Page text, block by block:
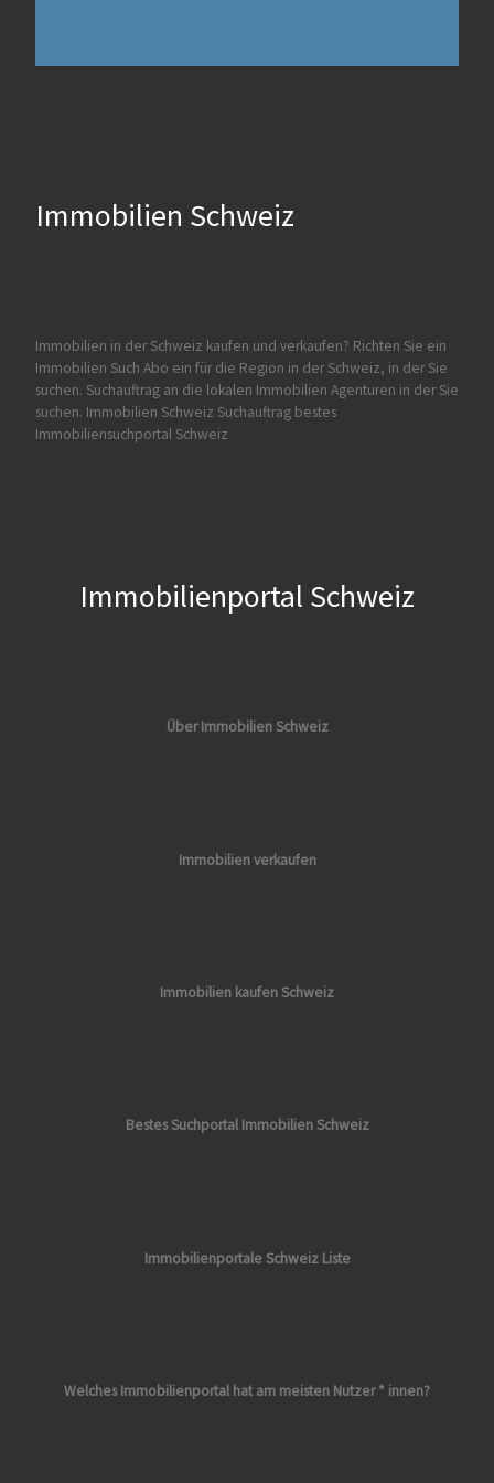
Immobilien Schweiz
Immobilien in der Schweiz kaufen und verkaufen? Richten Sie ein
Immobilien Such Abo ein für die Region in der Schweiz, in der Sie
suchen. Suchauftrag an die lokalen Immobilien Agenturen in der Sie
suchen. Immobilien Schweiz Suchauftrag bestes
Immobiliensuchportal Schweiz
Immobilienportal Schweiz
Über Immobilien Schweiz
Immobilien verkaufen
Immobilien kaufen Schweiz
Bestes Suchportal Immobilien Schweiz
Immobilienportale Schweiz Liste
Welches Immobilienportal hat am meisten Nutzer * innen?